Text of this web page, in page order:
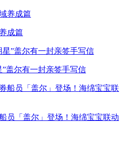
成篇
”盖尔有一封亲签手写信
员「盖尔」登场！海绵宝宝联动